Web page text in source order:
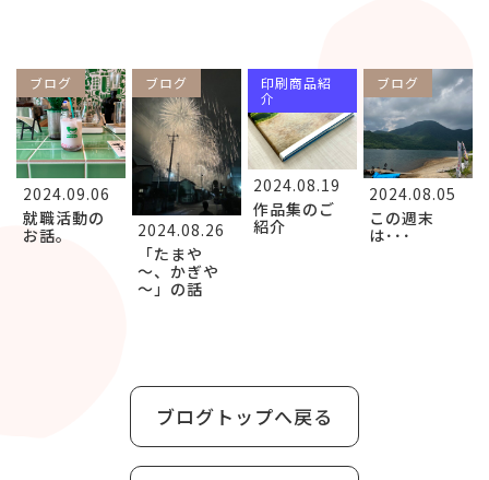
ブログ
2024.09.06
就職活動の
お話。
ブログ
2024.08.26
「たまや
～、かぎや
～」の話
印刷商品紹
介
2024.08.19
作品集のご
紹介
ブログ
2024.08.05
この週末
は･･･
ブログトップへ戻る